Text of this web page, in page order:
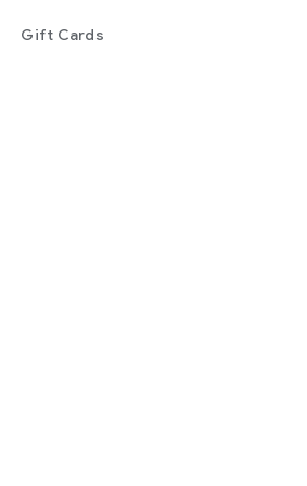
Gift Cards